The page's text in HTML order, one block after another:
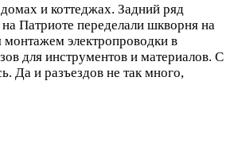
и коттеджах. Задний ряд
Патриоте переделали шкворня на
электропроводки в
для инструментов и материалов. С
Да и разъездов не так много,